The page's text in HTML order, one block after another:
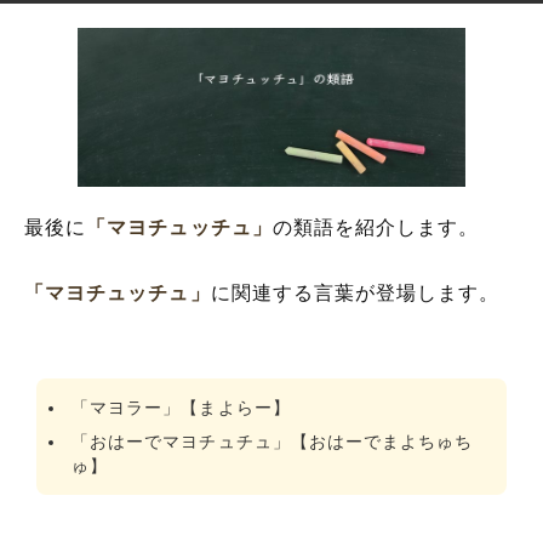
最後に 「マヨチュッチュ」 の類語を紹介します。
「マヨチュッチュ」 に関連する言葉が登場します。
「マヨラー」【まよらー】
「おはーでマヨチュチュ」【おはーでまよちゅち
ゅ】